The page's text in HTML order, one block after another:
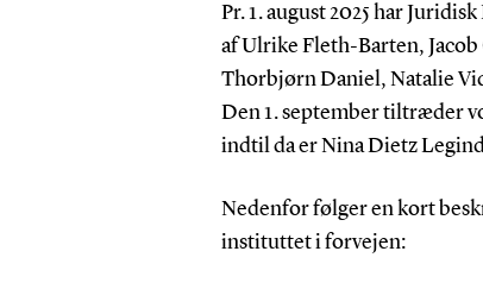
Pr. 1. august 2025 har
af Ulrike Fleth-Barten,
Thorbjørn Daniel, Natalie
Den 1. september tiltræder
indtil da er Nina Dietz
Nedenfor følger en kort
instituttet i forvejen: